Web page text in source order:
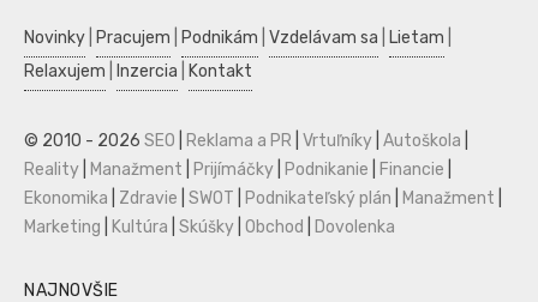
Novinky Pracujem Podnikám Vzdelávam sa Lietam
Relaxujem
Inzercia Kontakt
© 2010 - 2026 SEO Reklama a PR Vrtuľníky Autoškola
Reality
Manažment Prijímáčky Podnikanie Financie
Ekonomika
Zdravie SWOT Podnikateľský plán Manažment
Marketing
Kultúra Skúšky Obchod Dovolenka
NAJNOVŠIE